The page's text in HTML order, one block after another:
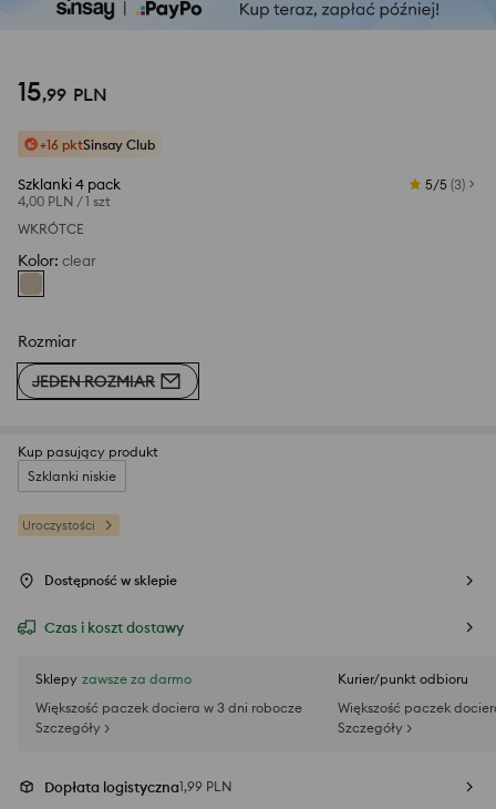
15,99 PLN
+16 pktSinsay Club
Szklanki 4 pack
4,00 PLN /1 szt
5/5 (3)
WKRÓTCE
Kolor: clear
Rozmiar
JEDEN ROZMIAR
Kup pasujący produkt
Szklanki niskie
Uroczystości
Dostępność w sklepie
Czas i koszt dostawy
Sklepy zawsze za darmo
Większość paczek dociera w 3 dni robocze
Szczegóły >
Kurier/punkt odbioru
Większość paczek
Szczegóły >
Dopłata logistyczna1,99 PLN